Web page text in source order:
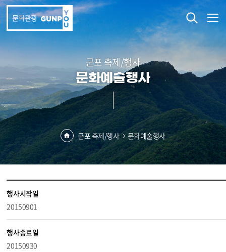
본문 바로가기
문화관광
군포 축제/행사
문화예술행사
군포 축제/행사 문화예술행사
행사시작일
20150901
행사종료일
20150930